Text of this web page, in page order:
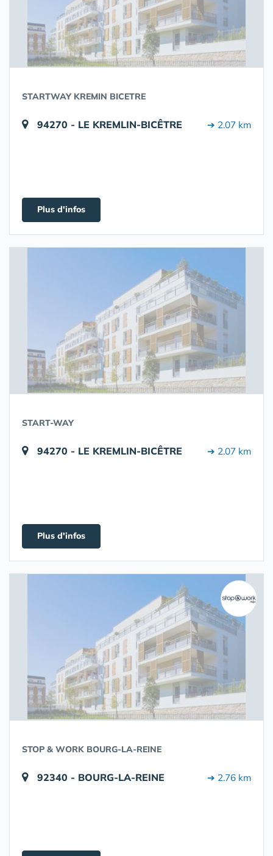
STARTWAY KREMIN BICETRE
94270 - LE KREMLIN-BICÊTRE ➔ 2.07 km
Plus d'infos
START-WAY
94270 - LE KREMLIN-BICÊTRE ➔ 2.07 km
Plus d'infos
STOP & WORK BOURG-LA-REINE
92340 - BOURG-LA-REINE ➔ 2.76 km